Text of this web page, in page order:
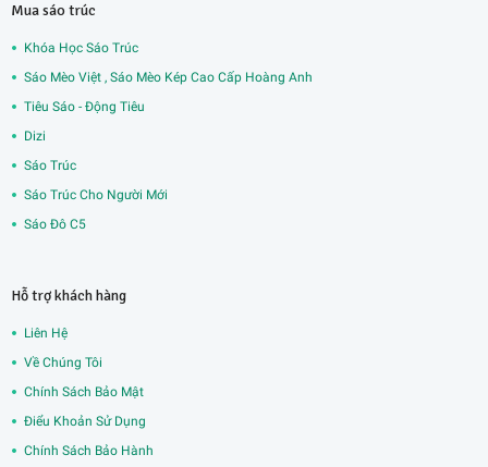
Mua sáo trúc
Khóa Học Sáo Trúc
Sáo Mèo Việt , Sáo Mèo Kép Cao Cấp Hoàng Anh
Tiêu Sáo - Động Tiêu
Dizi
Sáo Trúc
Sáo Trúc Cho Người Mới
Sáo Đô C5
Hỗ trợ khách hàng
Liên Hệ
Về Chúng Tôi
Chính Sách Bảo Mật
Điểu Khoản Sử Dụng
Chính Sách Bảo Hành